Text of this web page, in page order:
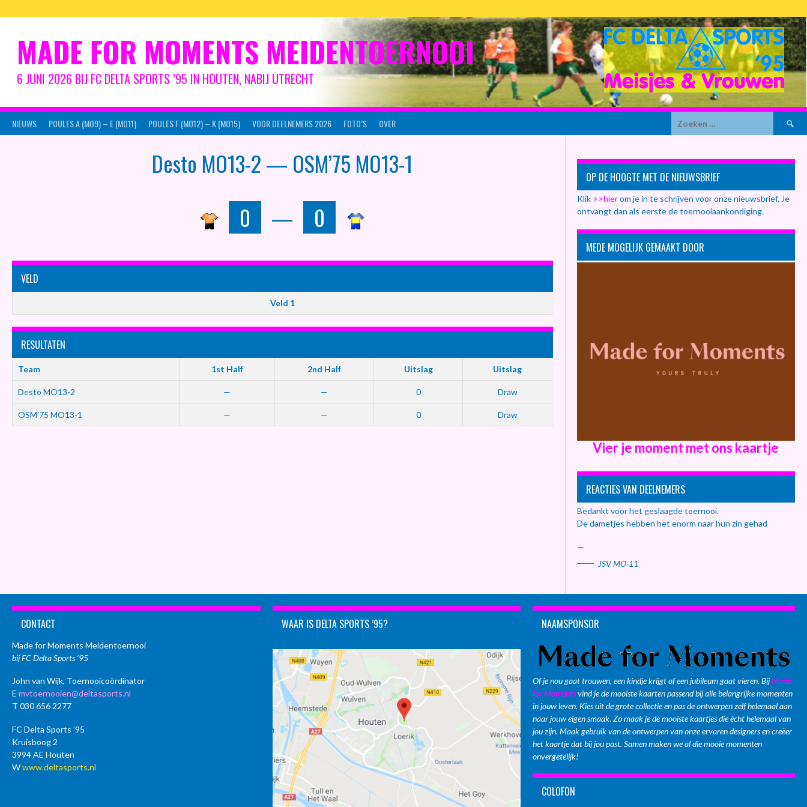
naar
MADE FOR MOMENTS MEIDENTOERNOOI
6 JUNI 2026 BIJ FC DELTA SPORTS ’95 IN HOUTEN, NABIJ UTRECHT
NIEUWS POULES A (MO9) – E (MO11) POULES F (MO12) – K (MO15) VOOR DEELNEMERS 2026 FOTO’S OVER
Zoeken
naar:
Desto MO13-2 — OSM’75 MO13-1
0
— 0
VELD
Veld 1
RESULTATEN
Team 1st Half 2nd Half Uitslag Uitslag
Desto MO13-2 — — 0 Draw
OSM’75 MO13-1 — — 0 Draw
OP DE HOOGTE MET DE NIEUWSBRIEF
Klik >>hierom je in te schrijven voor onze nieuwsbrief. Je
ontvangt dan als eerste de toernooiaankondiging.
MEDE MOGELIJK GEMAAKT DOOR
Vier je moment met ons kaartje
REACTIES VAN DEELNEMERS
Bedankt voor het geslaagde toernooi.
De dametjes hebben het enorm naar hun zin gehad
—
JSV MO-11
CONTACT
Made for Moments Meidentoernooi
bij FC Delta Sports ’95
John van Wijk, Toernooicoördinator
E mvtoernooien@deltasports.nl
T 030 656 2277
FC Delta Sports ’95
Kruisboog 2
3994 AE Houten
Wwww.deltasports.nl
WAAR IS DELTA SPORTS ’95? NAAMSPONSOR
Of je nou gaat trouwen, een kindje krijgt of een jubileum gaat vieren. BijMade
for Momentsvind je de mooiste kaarten passend bij alle belangrijke momenten
in jouw leven. Kies uit de grote collectie en pas de ontwerpen zelf helemaal aan
naar jouw eigen smaak. Zo maak je de mooiste kaartjes die écht helemaal van
jou zijn. Maak gebruik van de ontwerpen van onze ervaren designers en creëer
het kaartje dat bij jou past. Samen maken we al die mooie momenten
onvergetelijk!
COLOFON